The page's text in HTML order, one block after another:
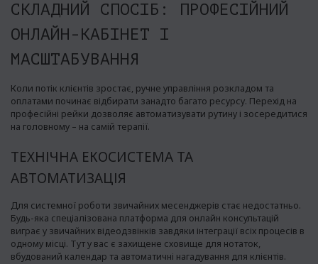
СКЛАДНИЙ СПОСІБ: ПРОФЕСІЙНИЙ
ОНЛАЙН-КАБІНЕТ І
МАСШТАБУВАННЯ
Коли потік клієнтів зростає, ручне управління розкладом та
оплатами починає відбирати занадто багато ресурсу. Перехід на
професійні рейки дозволяє автоматизувати рутину і зосередитися
на головному – на самій терапії.
ТЕХНІЧНА ЕКОСИСТЕМА ТА
АВТОМАТИЗАЦІЯ
Для системної роботи звичайних месенджерів стає недостатньо.
Будь-яка спеціалізована платформа для онлайн консультацій
виграє у звичайних відеодзвінків завдяки інтеграції всіх процесів в
одному місці. Тут у вас є захищене сховище для нотаток,
вбудований календар та автоматичні нагадування для клієнтів.